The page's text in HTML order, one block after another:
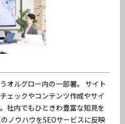
オルグロー内の一部署。 サイト
ェックやコンテンツ作成やサイ
社内でもひときわ豊富な知見を
ノウハウをSEOサービスに反映